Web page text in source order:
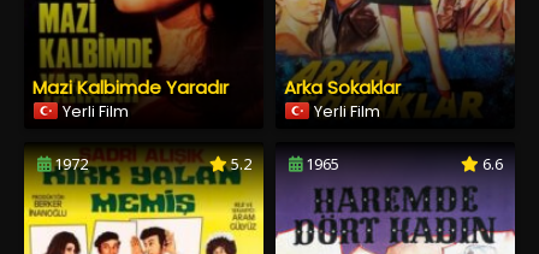
Mazi Kalbimde Yaradır
Yerli Film
Arka Sokaklar
Yerli Film
1972 5.2 1965 6.6